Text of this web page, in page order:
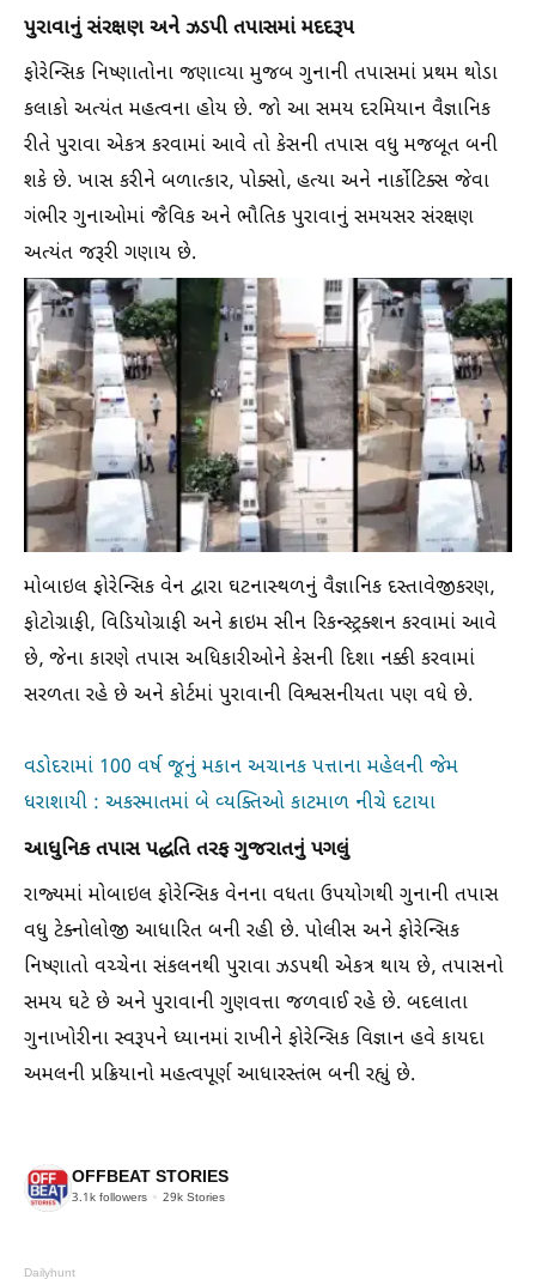
પુરાવાનું સંરક્ષણ અને ઝડપી તપાસમાં મદદરૂપ
ફોરેન્સિક નિષ્ણાતોના જણાવ્યા મુજબ ગુનાની તપાસમાં પ્રથમ થોડા
કલાકો અત્યંત મહત્વના હોય છે. જો આ સમય દરમિયાન વૈજ્ઞાનિક
રીતે પુરાવા એકત્ર કરવામાં આવે તો કેસની તપાસ વધુ મજબૂત બની
શકે છે. ખાસ કરીને બળાત્કાર, પોક્સો, હત્યા અને નાર્કોટિક્સ જેવા
ગંભીર ગુનાઓમાં જૈવિક અને ભૌતિક પુરાવાનું સમયસર સંરક્ષણ
અત્યંત જરૂરી ગણાય છે.
મોબાઇલ ફોરેન્સિક વેન દ્વારા ઘટનાસ્થળનું વૈજ્ઞાનિક દસ્તાવેજીકરણ,
ફોટોગ્રાફી, વિડિયોગ્રાફી અને ક્રાઇમ સીન રિકન્સ્ટ્રક્શન કરવામાં આવે
છે, જેના કારણે તપાસ અધિકારીઓને કેસની દિશા નક્કી કરવામાં
સરળતા રહે છે અને કોર્ટમાં પુરાવાની વિશ્વસનીયતા પણ વધે છે.
વડોદરામાં 100 વર્ષ જૂનું મકાન અચાનક પત્તાના મહેલની જેમ
ધરાશાયી : અકસ્માતમાં બે વ્યક્તિઓ કાટમાળ નીચે દટાયા
આધુનિક તપાસ પદ્ધતિ તરફ ગુજરાતનું પગલું
રાજ્યમાં મોબાઇલ ફોરેન્સિક વેનના વધતા ઉપયોગથી ગુનાની તપાસ
વધુ ટેક્નોલોજી આધારિત બની રહી છે. પોલીસ અને ફોરેન્સિક
નિષ્ણાતો વચ્ચેના સંકલનથી પુરાવા ઝડપથી એકત્ર થાય છે, તપાસનો
સમય ઘટે છે અને પુરાવાની ગુણવત્તા જળવાઈ રહે છે. બદલાતા
ગુનાખોરીના સ્વરૂપને ધ્યાનમાં રાખીને ફોરેન્સિક વિજ્ઞાન હવે કાયદા
અમલની પ્રક્રિયાનો મહત્વપૂર્ણ આધારસ્તંભ બની રહ્યું છે.
OFFBEAT STORIES
3.1k followers 29k Stories
Dailyhunt